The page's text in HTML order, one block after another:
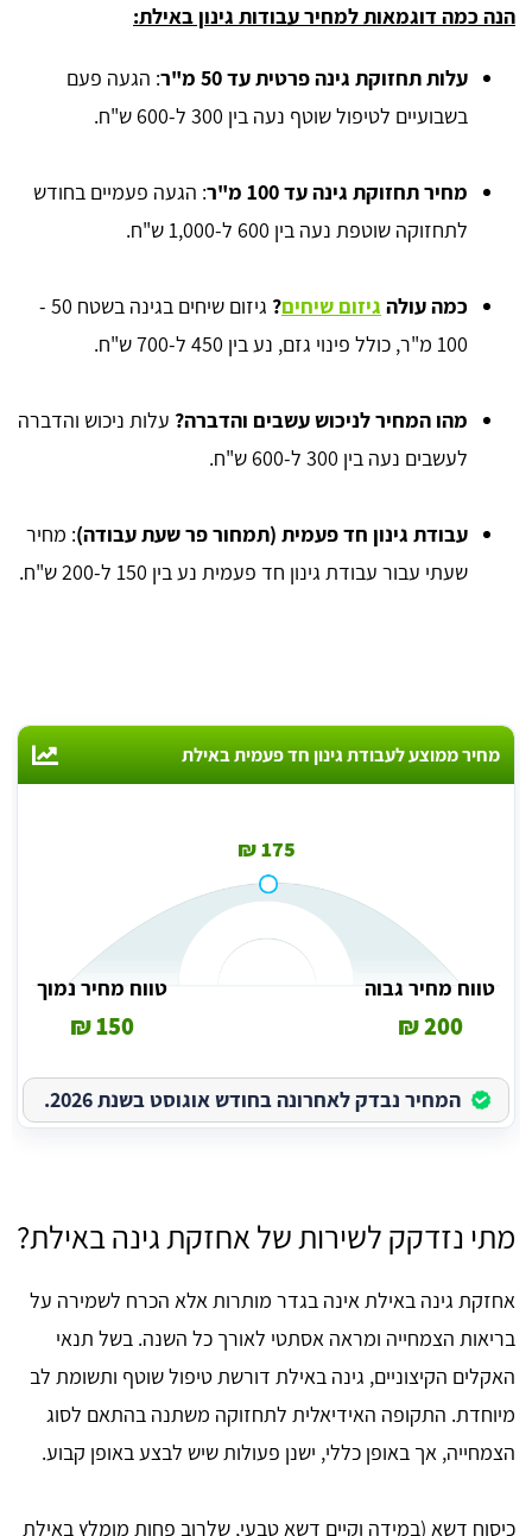
הנה כמה דוגמאות למחיר עבודות גינון באילת:
עלות תחזוקת גינה פרטית עד 50 מ"ר
: הגעה פעם
בשבועיים לטיפול שוטף נעה בין 300 ל-600 ש"ח.
מחיר תחזוקת גינה עד 100 מ"ר
: הגעה פעמיים בחודש
לתחזוקה שוטפת נעה בין 600 ל-1,000 ש"ח.
כמה עולה גיזום שיחים?
גיזום שיחים בגינה בשטח 50 -
100 מ"ר, כולל פינוי גזם, נע בין 450 ל-700 ש"ח.
מהו המחיר לניכוש עשבים והדברה? עלות ניכוש והדברה
לעשבים נעה בין 300 ל-600 ש"ח.
עבודת גינון חד פעמית (תמחור פר שעת עבודה): מחיר
שעתי עבור עבודת גינון חד פעמית נע בין 150 ל-200 ש"ח.
מחיר ממוצע לעבודת גינון חד פעמית באילת
175 ₪
טווח מחיר גבוה
200 ₪
טווח מחיר נמוך
150 ₪
המחיר נבדק לאחרונה בחודש אוגוסט בשנת 2026.
מתי נזדקק לשירות של אחזקת גינה באילת?
אחזקת גינה באילת אינה בגדר מותרות אלא הכרח לשמירה על
בריאות הצמחייה ומראה אסתטי לאורך כל השנה. בשל תנאי
האקלים הקיצוניים, גינה באילת דורשת טיפול שוטף ותשומת לב
מיוחדת. התקופה האידיאלית לתחזוקה משתנה בהתאם לסוג
הצמחייה, אך באופן כללי, ישנן פעולות שיש לבצע באופן קבוע.
כיסוח דשא (במידה וקיים דשא טבעי, שלרוב פחות מומלץ באילת